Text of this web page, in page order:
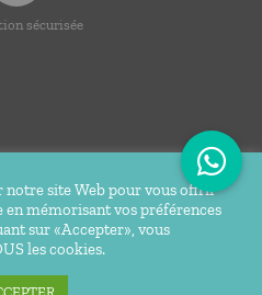
sécurisée
| Ti Bakoua | Tous droits
| Conception Réalisation du site
notre site Web pour vous offrir
mémorisant vos préférences
sur «Accepter», vous
les cookies.